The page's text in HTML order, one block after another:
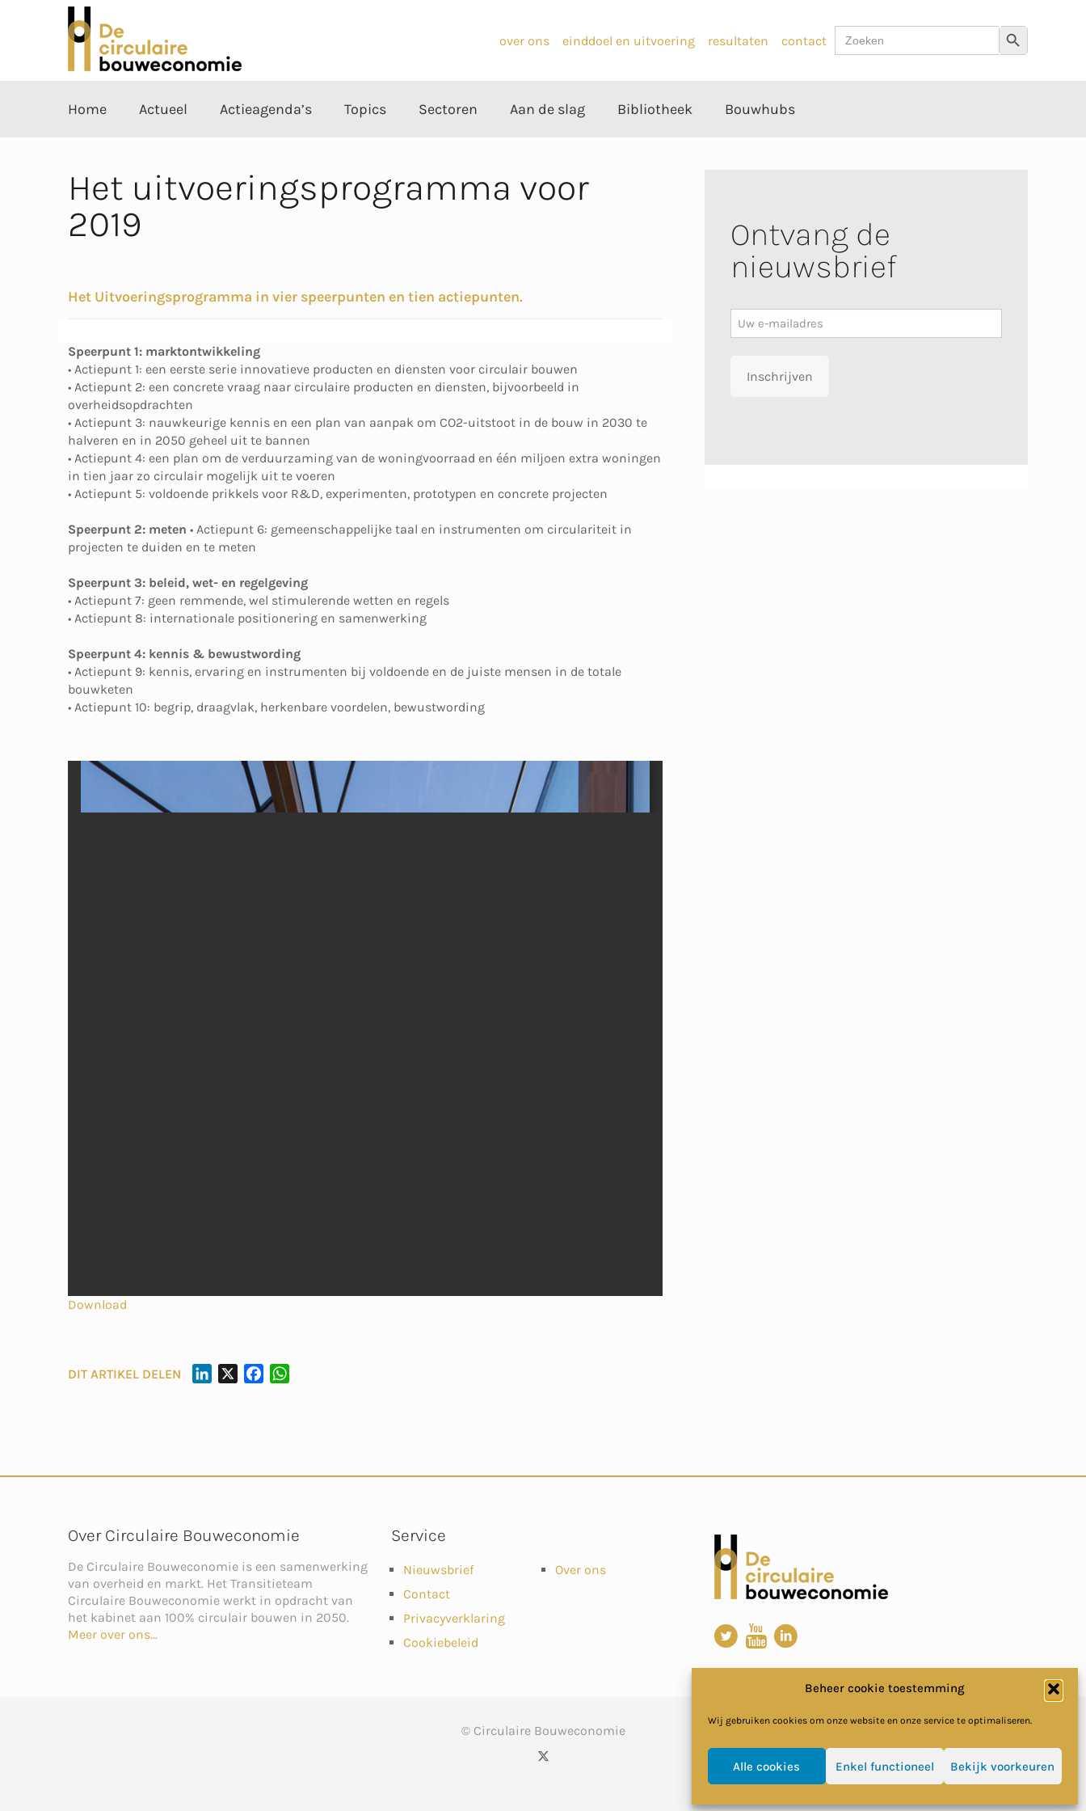
Beheer cookie toestemming
Wij gebruiken cookies om onze website en onze service te optimaliseren.
Alle cookies Enkel functioneel Bekijk voorkeuren
over ons einddoel en uitvoering resultaten contact
Zoek
naar:
Zoekknop
Home Actueel Actieagenda’s Topics Sectoren Aan de slag Bibliotheek Bouwhubs
Het uitvoeringsprogramma voor
2019
Het Uitvoeringsprogramma in vier speerpunten en tien actiepunten.
Speerpunt 1: marktontwikkeling
• Actiepunt 1: een eerste serie innovatieve producten en diensten voor circulair bouwen
• Actiepunt 2: een concrete vraag naar circulaire producten en diensten, bijvoorbeeld in
overheidsopdrachten
• Actiepunt 3: nauwkeurige kennis en een plan van aanpak om CO2-uitstoot in de bouw in 2030 te
halveren en in 2050 geheel uit te bannen
• Actiepunt 4: een plan om de verduurzaming van de woningvoorraad en één miljoen extra woningen
in tien jaar zo circulair mogelijk uit te voeren
• Actiepunt 5: voldoende prikkels voor R&D, experimenten, prototypen en concrete projecten
Speerpunt 2: meten • Actiepunt 6: gemeenschappelijke taal en instrumenten om circulariteit in
projecten te duiden en te meten
Speerpunt 3: beleid, wet- en regelgeving
• Actiepunt 7: geen remmende, wel stimulerende wetten en regels
• Actiepunt 8: internationale positionering en samenwerking
Speerpunt 4: kennis & bewustwording
• Actiepunt 9: kennis, ervaring en instrumenten bij voldoende en de juiste mensen in de totale
bouwketen
• Actiepunt 10: begrip, draagvlak, herkenbare voordelen, bewustwording
Download
DIT ARTIKEL DELEN
Ontvang de
nieuwsbrief
Nieuwsbrief
Inschrijven
Over Circulaire Bouweconomie
De Circulaire Bouweconomie is een samenwerking
van overheid en markt. Het Transitieteam
Circulaire Bouweconomie werkt in opdracht van
het kabinet aan 100% circulair bouwen in 2050.
Meer over ons...
Service
Nieuwsbrief
Contact
Privacyverklaring
Cookiebeleid
Over ons
© Circulaire Bouweconomie